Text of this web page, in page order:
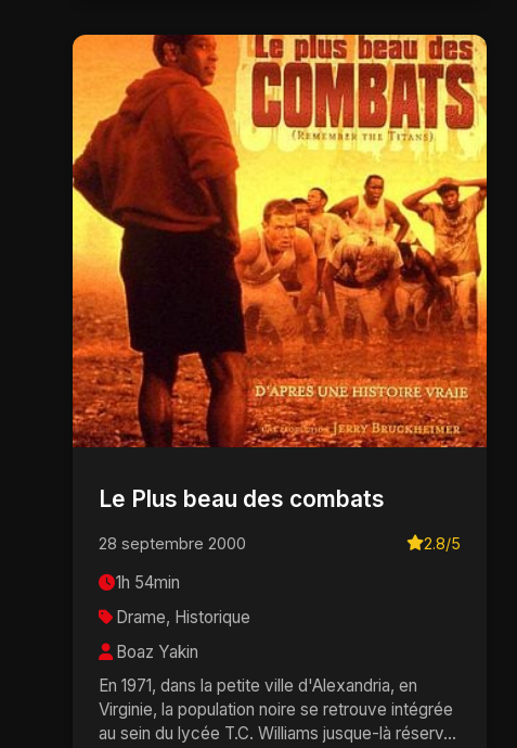
Le Plus beau des combats
28 septembre 2000 2.8/5
1h 54min
Drame, Historique
Boaz Yakin
En 1971, dans la petite ville d'Alexandria, en
Virginie, la population noire se retrouve intégrée
au sein du lycée T.C. Williams jusque-là réserv...